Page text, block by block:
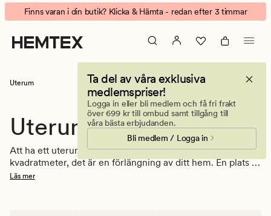
Krukor,
Utemöbler,
Sittkuddar
Uterummet
Animerad
banner.
Klicka
på
för
Finns varan i din butik? Klicka & Hämta - redan efter 3 timmar
Ta del av våra exklusiva
medlemspriser!
Logga in eller bli medlem och få fri frakt
över 699 kr till ombud samt tillgång till
våra bästa erbjudanden.
Bli medlem / Logga in
Uterum
Uterum
Att ha ett uterum är mer än bara några extra
kvadratmeter, det är en förlängning av ditt hem. En plats
där inne möter ute och där vardagarna får ett lite
Läs mer